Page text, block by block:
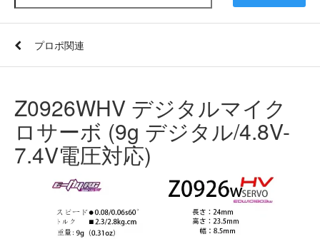
プロポ関連
Z0926WHV デジタルマイク
ロサーボ (9g デジタル/4.8V-
7.4V電圧対応)